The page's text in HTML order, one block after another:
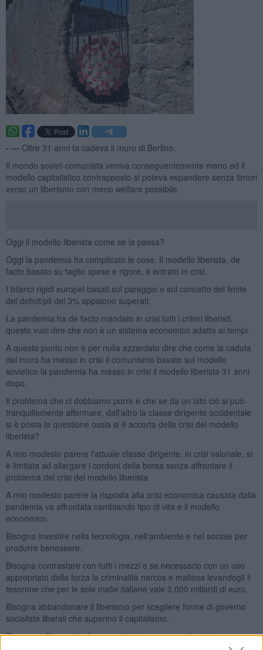
- — Oltre 31 anni fa cadeva il muro di Berlino.
Il mondo soviet-comunista veniva conseguentemente meno ed il
modello capitalistico contrapposto si poteva espandere senza timori
verso un liberismo con meno welfare possibile.
Oggi il modello liberista come se la passa?
Oggi la pandemia ha complicato le cose. Il modello liberista, de
facto basato su taglio spese e rigore, è entrato in crisi.
I bilanci rigidi europei basati sul pareggio e sul concetto del limite
del deficit/pil del 3% appaiono superati.
La pandemia ha de facto mandato in crisi tutti i criteri liberisti,
questo vuol dire che non è un sistema economico adatto ai tempi.
A questo punto non è per nulla azzardato dire che come la caduta
del muro ha messo in crisi il comunismo basato sul modello
sovietico la pandemia ha messo in crisi il modello liberista 31 anni
dopo.
Il problema che ci dobbiamo porre è che se da un lato ciò si può
tranquillamente affermare, dall'altro la classe dirigente occidentale
si è posta la questione ossia si è accorta della crisi del modello
liberista?
A mio modesto parere l'attuale classe dirigente, in crisi valoriale, si
è limitata ad allargare i cordoni della borsa senza affrontare il
problema del crisi del modello liberista.
A mio modesto parere la risposta alla crisi economica causata dalla
pandemia va affrontata cambiando tipo di vita e il modello
economico.
Bisogna investire nella tecnologia, nell'ambiente e nel sociale per
produrre benessere.
Bisogna contrastare con tutti i mezzi e se necessario con un uso
appropriato della forza la criminalità narcos e mafiosa levandogli il
tesorone che per le sole mafie italiane vale 3.000 miliardi di euro.
Bisogna abbandonare il liberismo per scegliere forme di governo
socialiste liberali che superino il capitalismo.
Bisogna rafforzare la democrazia che se non produce benessere
va in crisi e favorisce nella migliore delle ipotesi i cosiddetti uomini